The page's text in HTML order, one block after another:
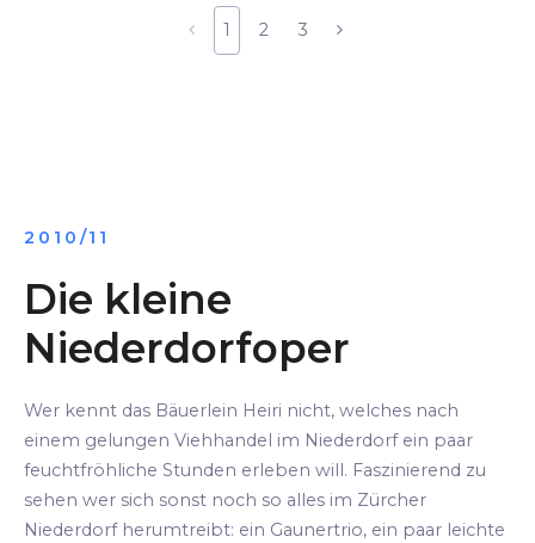
1 2 3
2010/11
Die kleine
Niederdorfoper
Wer kennt das Bäuerlein Heiri nicht, welches nach
einem gelungen Viehhandel im Niederdorf ein paar
feuchtfröhliche Stunden erleben will. Faszinierend zu
sehen wer sich sonst noch so alles im Zürcher
Niederdorf herumtreibt: ein Gaunertrio, ein paar leichte